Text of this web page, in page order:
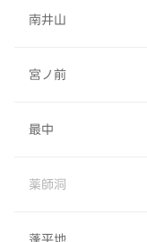
南井山
宮ノ前
最中
薬師洞